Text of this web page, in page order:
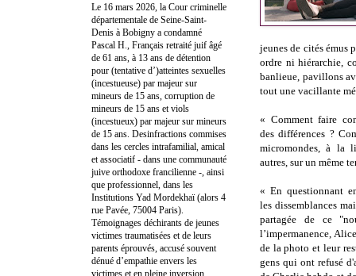
jeunes de cités émus
ordre ni hiérarchie,
banlieue, pavillons
tout une vacillante
« Comment faire
des différences ?
micromondes, à la
autres, sur un même
« En questionnant
les dissemblances
partagée de ce
l’impermanence,
de la photo et leur
gens qui ont refusé
Le 16 mars 2026, la Cour criminelle
départementale de Seine-Saint-
Denis à Bobigny a condamné
Pascal H., Français retraité juif âgé
de 61 ans, à 13 ans de détention
pour (tentative d’)atteintes sexuelles
(incestueuse) par majeur sur
mineurs de 15 ans, corruption de
mineurs de 15 ans et viols
(incestueux) par majeur sur mineurs
de 15 ans. Desinfractions commises
dans les cercles intrafamilial, amical
et associatif - dans une communauté
juive orthodoxe francilienne -, ainsi
que professionnel, dans les
Institutions Yad Mordekhaï (alors 4
rue Pavée, 75004 Paris).
Témoignages déchirants de jeunes
victimes traumatisées et de leurs
parents éprouvés, accusé souvent
dénué d’empathie envers les
victimes et en pleine inversion